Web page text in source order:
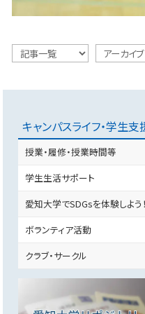
キャンパスライフ・学生支
授業・履修・授業時間等
学生生活サポート
愛知大学でSDGsを体験しよう
ボランティア活動
クラブ・サークル